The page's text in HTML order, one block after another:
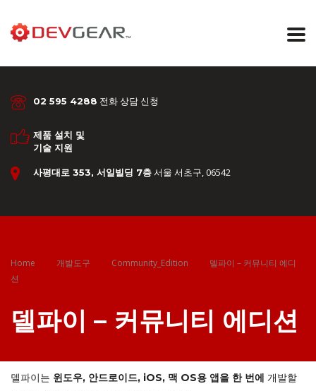
02 595 4288 전화 상담 신청
제품 설치 및
기술 지원
사평대로 353, 서일빌딩 7층서울 서초구, 06542
Home 개발도구 Community_Edition
델파이 – 커뮤니티 에디
션
델파이 – 커뮤니티 에디션
델파이는 윈도우, 안드로이드, iOS, 맥 OS용 앱을 한 번에 개발할